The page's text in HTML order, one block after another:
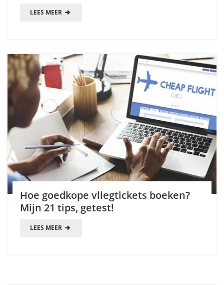
LEES MEER
Hoe goedkope vliegtickets boeken?
Mijn 21 tips, getest!
LEES MEER